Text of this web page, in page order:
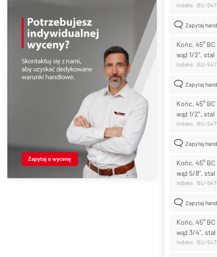
Indeks : BU-
Zapytaj
Końc. 45°
wąż 1/2", stal
Indeks : BU-
Zapytaj
Końc. 45°
wąż 1/2", stal
Indeks : BU-
Zapytaj
Końc. 45°
wąż 5/8", stal
Indeks : BU-
Zapytaj
Końc. 45°
wąż 3/4", stal
Indeks : BU-